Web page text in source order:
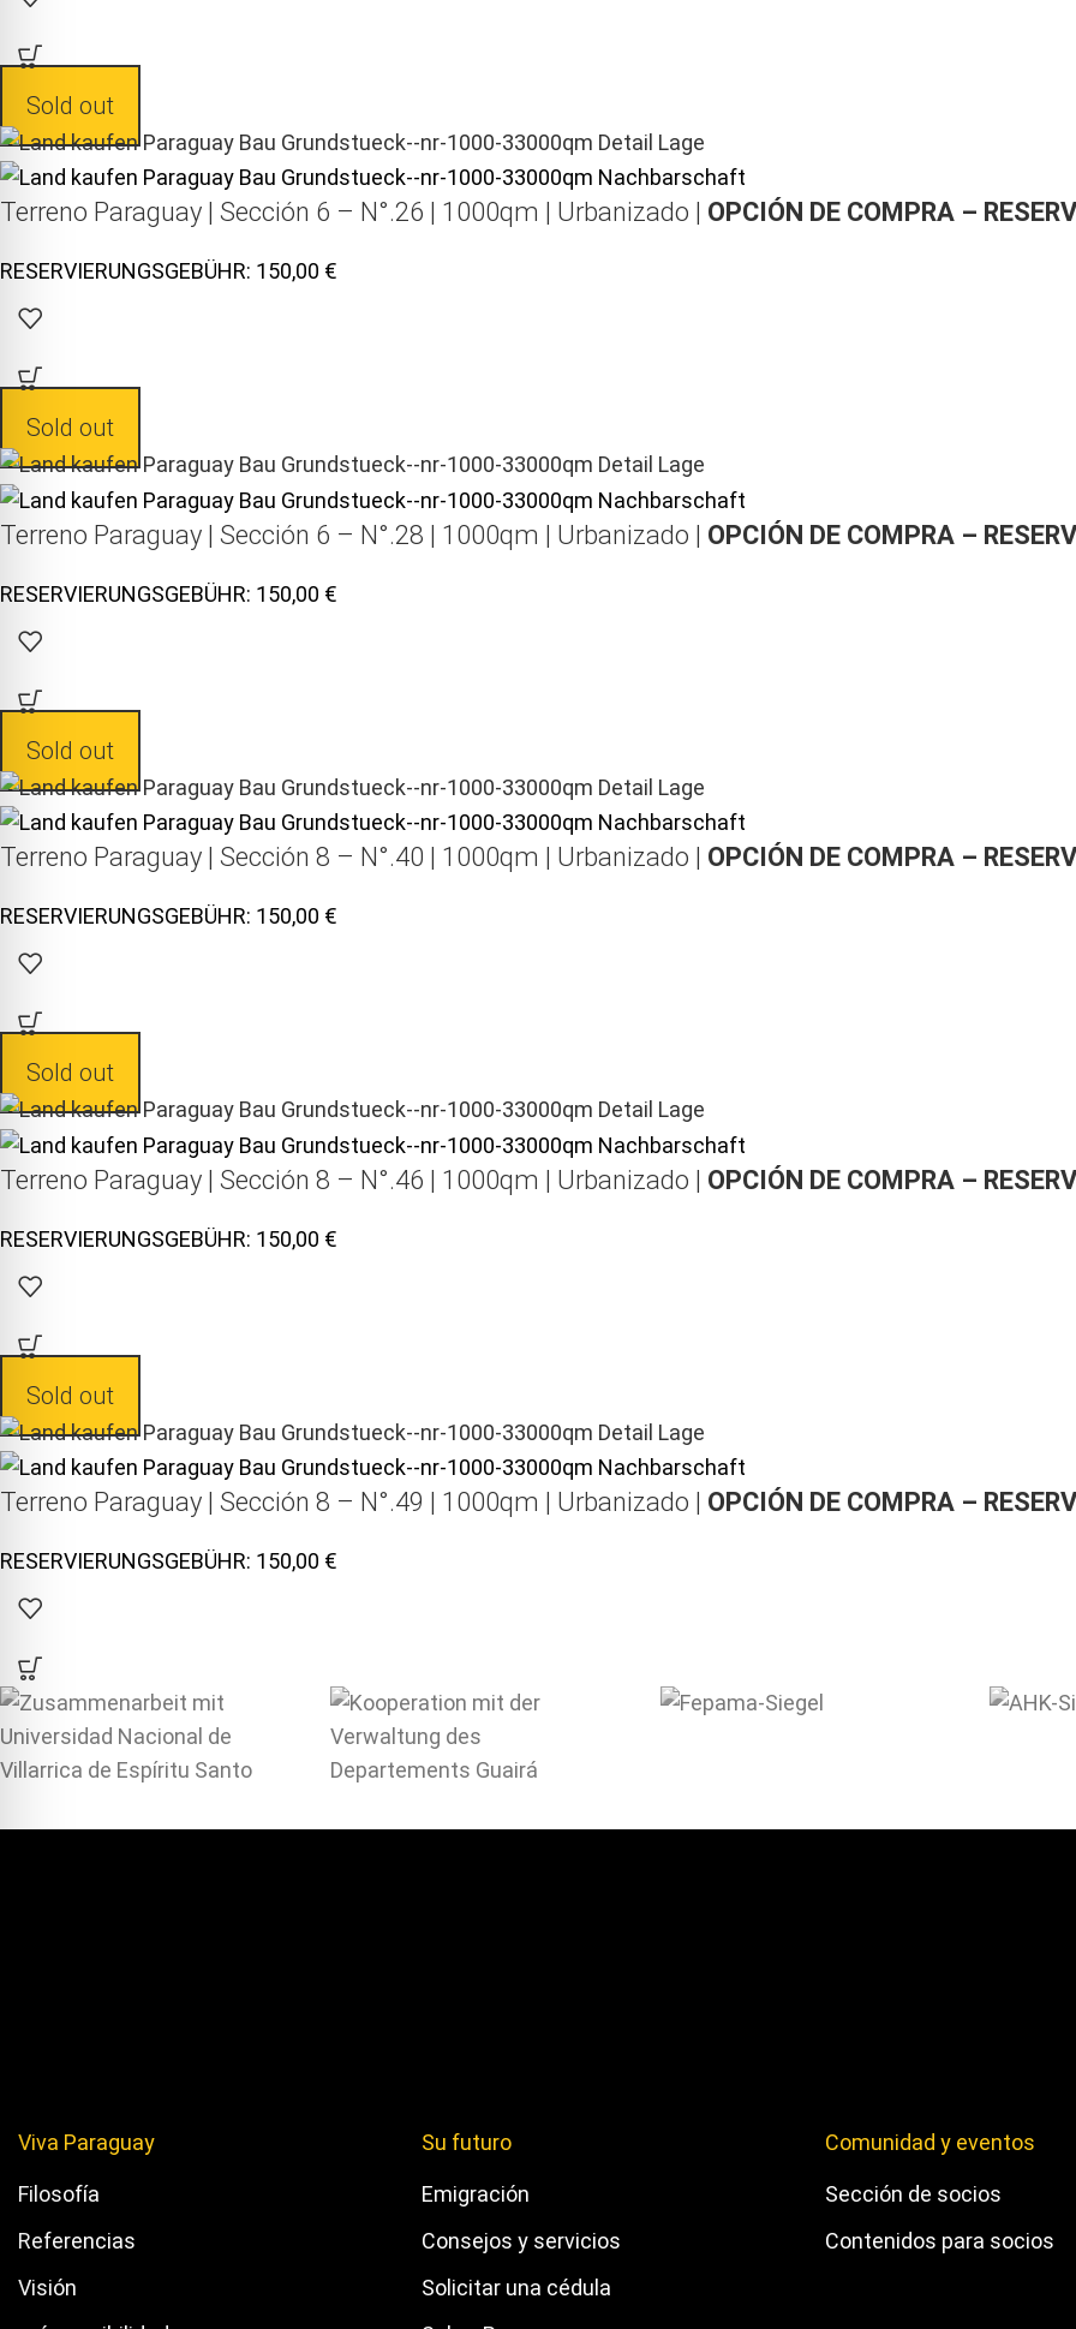
Sold out
Terreno Paraguay | Sección 6 – N°.26 | 1000qm | Urbanizado | OPCIÓN DE COMPRA –
150,00
Sold out
Terreno Paraguay | Sección 6 – N°.28 | 1000qm | Urbanizado | OPCIÓN DE COMPRA –
150,00
Sold out
Terreno Paraguay | Sección 8 – N°.40 | 1000qm | Urbanizado | OPCIÓN DE COMPRA –
150,00
Sold out
Terreno Paraguay | Sección 8 – N°.46 | 1000qm | Urbanizado | OPCIÓN DE COMPRA –
150,00
Sold out
Terreno Paraguay | Sección 8 – N°.49 | 1000qm | Urbanizado | OPCIÓN DE COMPRA –
150,00
Viva Paraguay
Filosofía
Referencias
Visión
Su futuro
Emigración
Consejos y servicios
Solicitar una cédula
Comunidad y eventos
Sección de socios
Contenidos para socios